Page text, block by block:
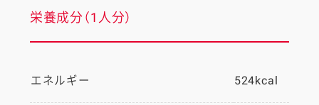
栄養成分（1人分）
エネルギー 524kcal